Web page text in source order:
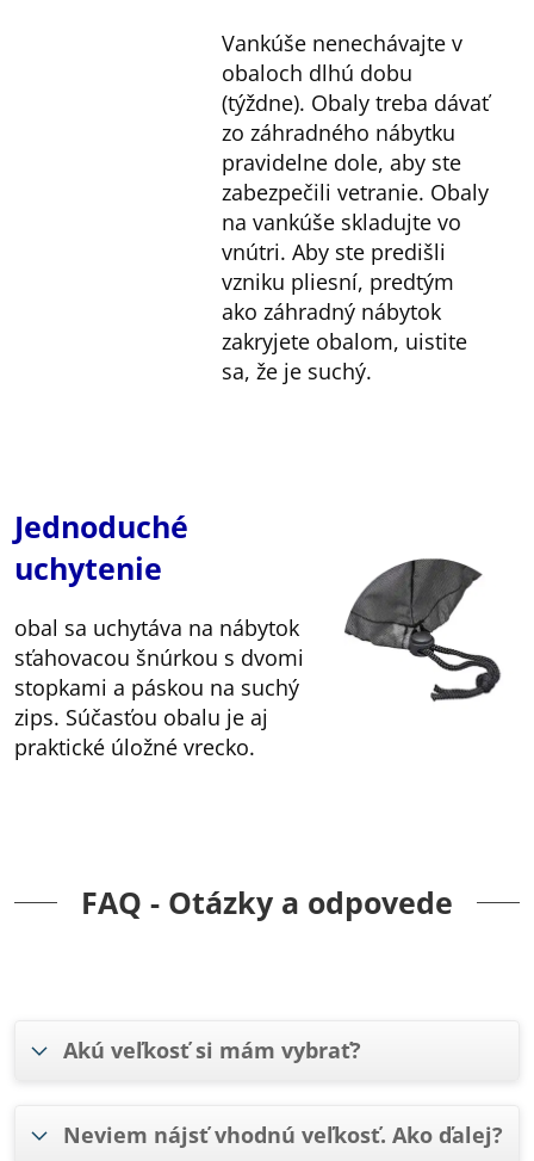
Vankúše nenechávajte v
obaloch dlhú dobu
(týždne). Obaly treba dávať
zo záhradného nábytku
pravidelne dole, aby ste
zabezpečili vetranie. Obaly
na vankúše skladujte vo
vnútri. Aby ste predišli
vzniku pliesní, predtým
ako záhradný nábytok
zakryjete obalom, uistite
sa, že je suchý.
Jednoduché
uchytenie
obal sa uchytáva na nábytok
sťahovacou šnúrkou s dvomi
stopkami a páskou na suchý
zips. Súčasťou obalu je aj
praktické úložné vrecko.
FAQ - Otázky a odpovede
Akú veľkosť si mám vybrať?
Neviem nájsť vhodnú veľkosť. Ako ďalej?